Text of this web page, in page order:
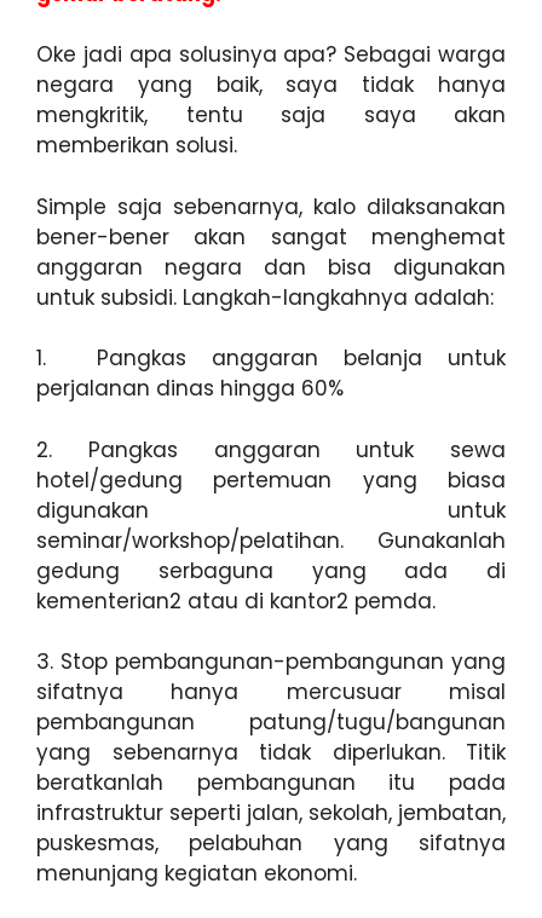
Oke jadi apa solusinya apa? Sebagai warga
negara yang baik, saya tidak hanya
mengkritik, tentu saja saya akan
memberikan solusi.
Simple saja sebenarnya, kalo dilaksanakan
bener-bener akan sangat menghemat
anggaran negara dan bisa digunakan
untuk subsidi. Langkah-langkahnya adalah:
1. Pangkas anggaran belanja untuk
perjalanan dinas hingga 60%
2. Pangkas anggaran untuk sewa
hotel/gedung pertemuan yang biasa
digunakan untuk
seminar/workshop/pelatihan. Gunakanlah
gedung serbaguna yang ada di
kementerian2 atau di kantor2 pemda.
3. Stop pembangunan-pembangunan yang
sifatnya hanya mercusuar misal
pembangunan patung/tugu/bangunan
yang sebenarnya tidak diperlukan. Titik
beratkanlah pembangunan itu pada
infrastruktur seperti jalan, sekolah, jembatan,
puskesmas, pelabuhan yang sifatnya
menunjang kegiatan ekonomi.